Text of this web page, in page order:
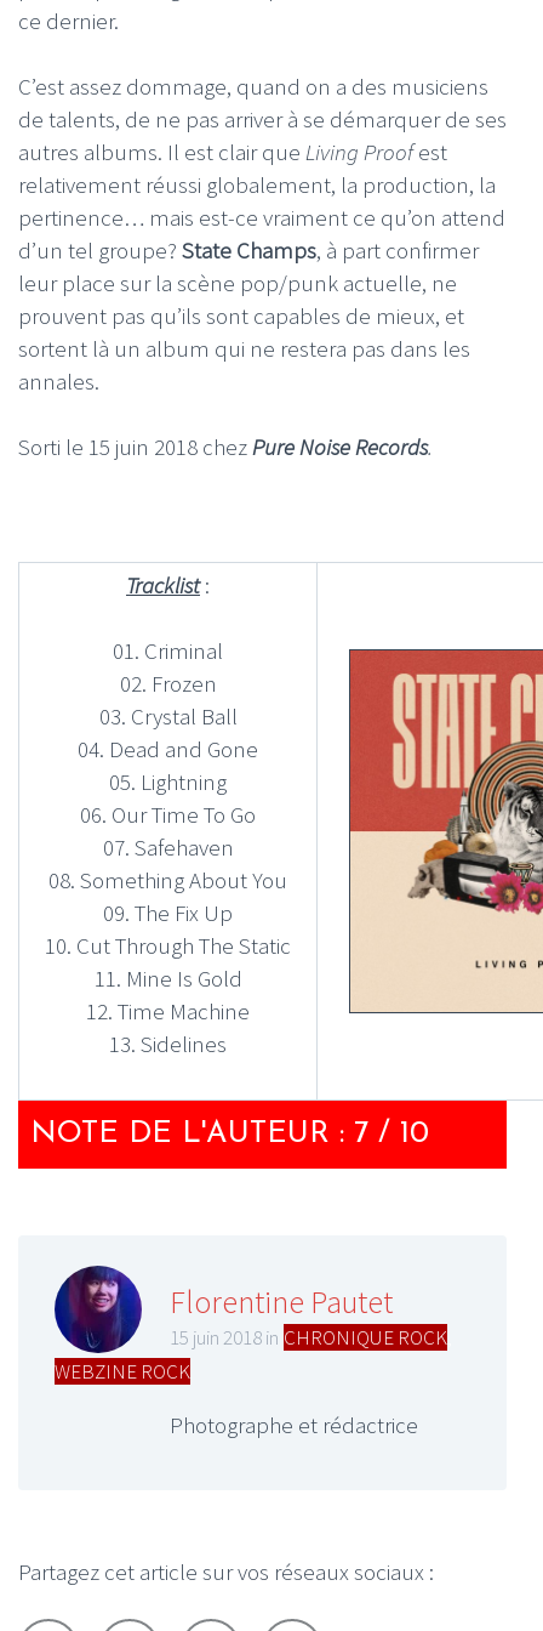
ce dernier.
C’est assez dommage, quand on a des musiciens
de talents, de ne pas arriver à se démarquer de ses
autres albums. Il est clair que Living Proofest
relativement réussi globalement, la production, la
pertinence… mais est-ce vraiment ce qu’on attend
d’un tel groupe? State Champs, à part confirmer
leur place sur la scène pop/punk actuelle, ne
prouvent pas qu’ils sont capables de mieux, et
sortent là un album qui ne restera pas dans les
annales.
Sorti le 15 juin 2018 chezPure Noise Records.
Tracklist:
01. Criminal
02. Frozen
03. Crystal Ball
04. Dead and Gone
05. Lightning
06. Our Time To Go
07. Safehaven
08. Something About You
09. The Fix Up
10. Cut Through The Static
11. Mine Is Gold
12. Time Machine
13. Sidelines
NOTE DE L'AUTEUR : 7 / 10
Florentine Pautet
15 juin 2018 in CHRONIQUE ROCK
WEBZINE ROCK
Photographe et rédactrice
Partagez cet article sur vos réseaux sociaux :